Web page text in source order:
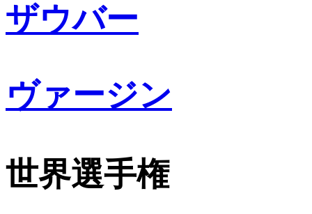
ザウバー
ヴァージン
世界選手権